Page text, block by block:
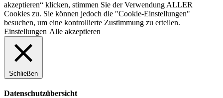
akzeptieren“ klicken, stimmen Sie der Verwendung ALLER
Cookies zu. Sie können jedoch die "Cookie-Einstellungen"
besuchen, um eine kontrollierte Zustimmung zu erteilen.
Einstellungen Alle akzeptieren
Schließen
Datenschutzübersicht